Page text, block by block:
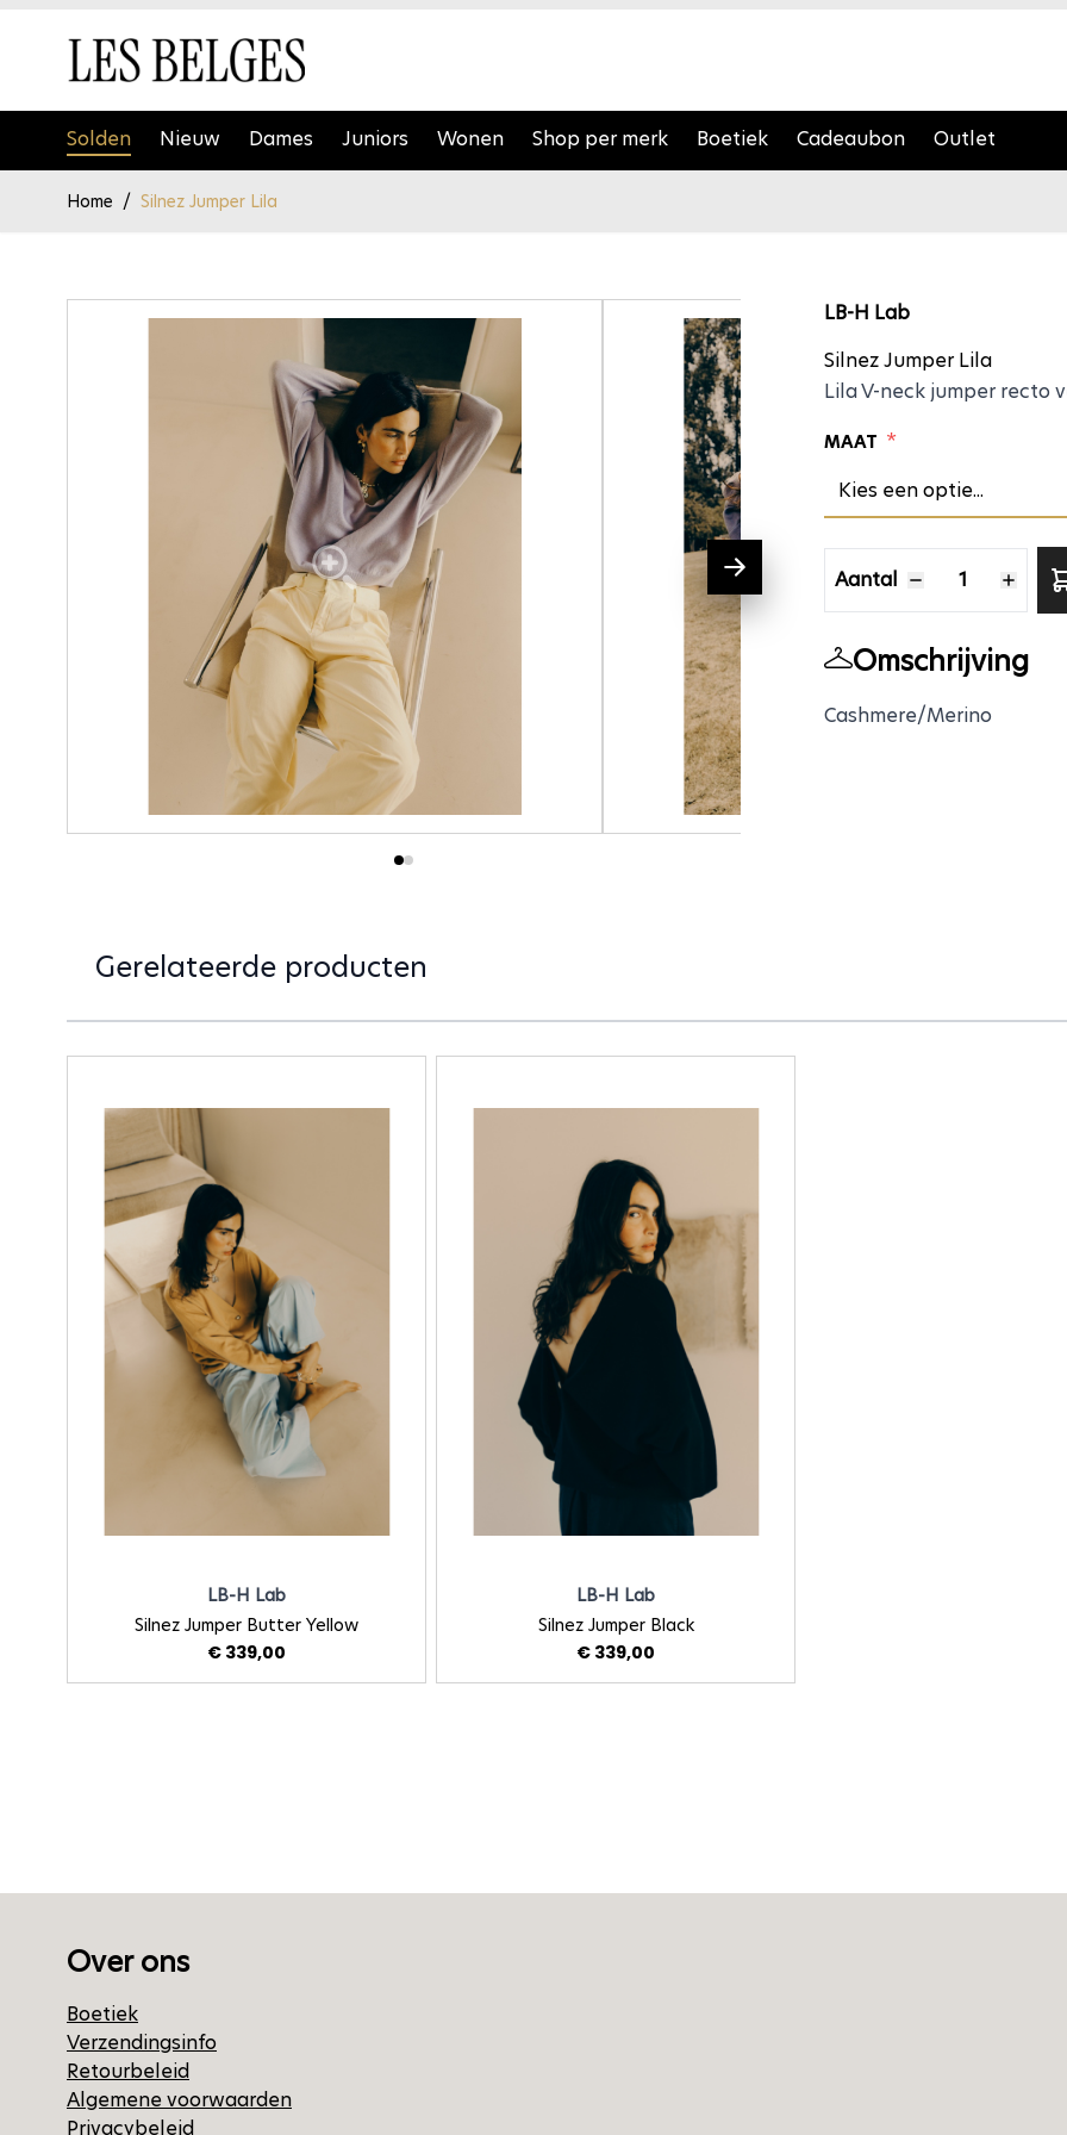
Solden Nieuw Dames Juniors Wonen Shop per merk Boetiek Cadeaubon Outlet
Home / Silnez Jumper Lila
Silnez
LB-H Lab
Silnez Jumper Lila
Lila V-neck jumper recto
MAAT *
Aantal
Omschrijving
Cashmere/Merino
Gerelateerde producten
Druk om carrousel over te slaan
LB-H Lab
Silnez Jumper Butter Yellow
€ 339,00
LB-H Lab
Silnez Jumper Black
€ 339,00
Over ons
Boetiek
Verzendingsinfo
Retourbeleid
Algemene voorwaarden
Privacybeleid